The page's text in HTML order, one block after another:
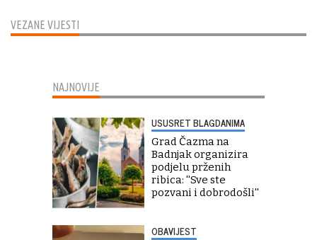
VEZANE VIJESTI
NAJNOVIJE
USUSRET BLAGDANIMA
Grad Čazma na
Badnjak organizira
podjelu prženih
ribica: ''Sve ste
pozvani i dobrodošli''
OBAVIJEST